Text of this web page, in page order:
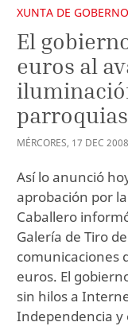
XUNTA DE
El
euros al
MÉRCORES, 17 DEC 2008
Así lo anunció
aprobación por
Caballero
Galería de Tiro
comunicaciones
euros. El
sin hilos a
Independencia y